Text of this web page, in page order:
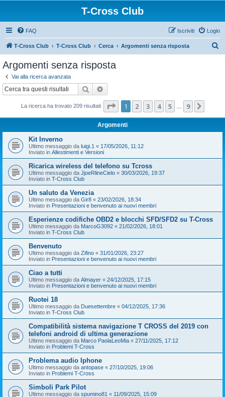
T-Cross Club
FAQ Login
Iscriviti
T-Cross Club T-Cross Club Cerca Argomenti senza risposta
Argomenti senza risposta
Vai alla ricerca avanzata
Cerca
La ricerca ha trovato 209 risultati Pagina di
1 2 3 4 5 9
Argomenti
Kit Inverno
Ultimo messaggio da luigi.1 « 17/05/2026, 11:12
Inviato in Allestimenti e Versioni
Ricarica wireless del telefono su Tcross
Ultimo messaggio da JjoeRlineCielo « 30/03/2026, 19:37
Inviato in T-Cross Club
Un saluto da Venezia
Ultimo messaggio da Gir8 « 23/02/2026, 18:34
Inviato in Presentazioni e benvenuto ai nuovi membri
Esperienze codifiche OBD2 e blocchi SFD/SFD2 su T-Cross
Ultimo messaggio da MarcoG3092 « 21/02/2026, 18:01
Inviato in T-Cross Club
Benvenuto
Ultimo messaggio da Zifino « 31/01/2026, 23:27
Inviato in Presentazioni e benvenuto ai nuovi membri
Ciao a tutti
Ultimo messaggio da Almayer « 24/12/2025, 17:15
Inviato in Presentazioni e benvenuto ai nuovi membri
Ruotei 18
Ultimo messaggio da Duesettembre « 04/12/2025, 17:36
Inviato in T-Cross Club
Compatibilità sistema navigazione T CROSS del 2019 con
telefoni android di ultima generazione
Ultimo messaggio da Marco PaolaLeoMia « 27/11/2025, 17:12
Inviato in Problemi T-Cross
Problema audio Iphone
Ultimo messaggio da antopase « 27/10/2025, 19:06
Inviato in Problemi T-Cross
Simboli Park Pilot
Ultimo messaggio da spumino81 « 11/09/2025, 15:09